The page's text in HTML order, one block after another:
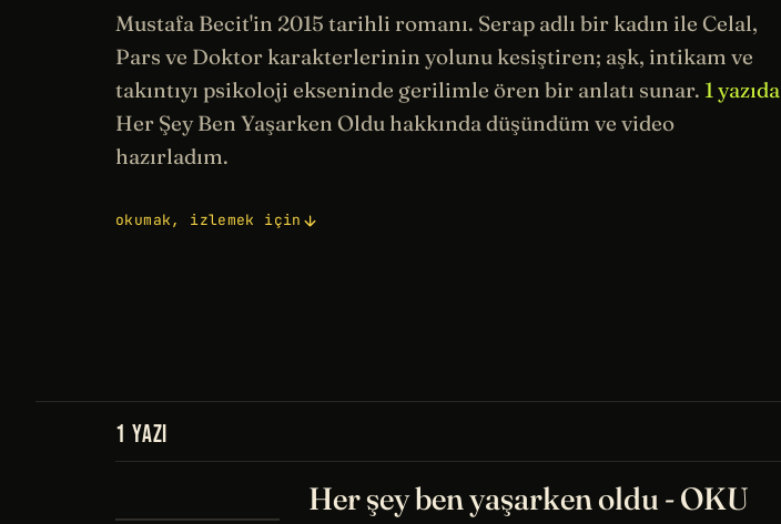
Mustafa Becit'in 2015 tarihli romanı. Serap adlı bir kadın ile Celal,
Pars ve Doktor karakterlerinin yolunu kesiştiren; aşk, intikam ve
takıntıyı psikoloji ekseninde gerilimle ören bir anlatı sunar. 1 yazıda
Her Şey Ben Yaşarken Oldu hakkında düşündüm ve video
hazırladım.
okumak, izlemek için
1 YAZI
Her şey ben yaşarken oldu - OKU